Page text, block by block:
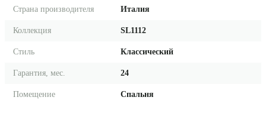
Страна производителя Италия
Коллекция SL1112
Стиль Классический
Гарантия, мес. 24
Помещение Спальня